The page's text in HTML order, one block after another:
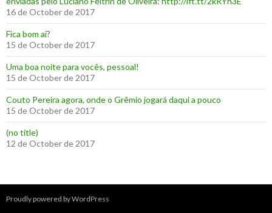
16 de October de 2017
‪Fica bom aí?‬
15 de October de 2017
Uma boa noite para vocês, pessoal!
15 de October de 2017
‪Couto Pereira agora, onde o Grêmio jogará daqui a pouco ‬
15 de October de 2017
(no title)
12 de October de 2017
Proudly powered by WordPress